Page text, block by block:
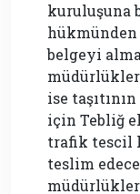
kuruluşuna
belgeyi
ise
için Tebliğ
trafik tescil
teslim